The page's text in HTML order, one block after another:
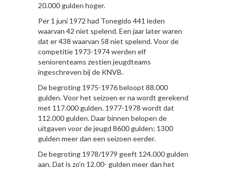
20.000 gulden hoger.
Per 1 juni 1972 had Tonegido 441 leden
waarvan 42 niet spelend. Een jaar later waren
dat er 438 waarvan 58 niet spelend. Voor de
competitie 1973-1974 werden elf
seniorenteams zestien jeugdteams
ingeschreven bij de KNVB.
De begroting 1975-1976 beloopt 88.000
gulden. Voor het seizoen er na wordt gerekend
met 117.000 gulden. 1977-1978 wordt dat
112.000 gulden. Daar binnen belopen de
uitgaven voor de jeugd 8600 gulden; 1300
gulden meer dan een seizoen eerder.
De begroting 1978/1979 geeft 124.000 gulden
aan. Dat is zo’n 12.00- gulden meer dan het